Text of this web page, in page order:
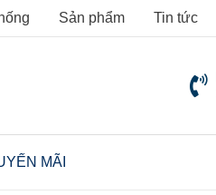
Sản phẩm Tin tức
MÃI